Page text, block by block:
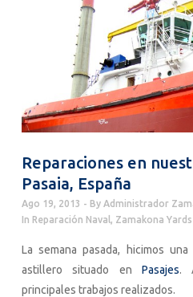
Reparaciones en
Pasaia, España
Ago 19, 2013 By Administrador
In Reparación Naval, Zamakona Yards
La semana pasada, hicimos
astillero situado en Pasajes.
principales trabajos realizados.